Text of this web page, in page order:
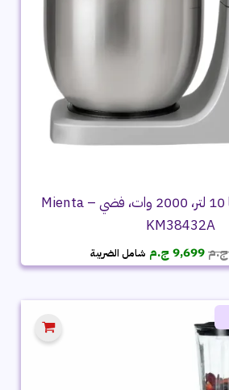
عجان ستاند ميانتا 10 لتر، 2000 وات، فضي – Mienta
KM38432A
ج.مالسعر
الأصلي
10,299 ج.م.
9,699 ج.م السعر
الحالي
9,699 ج.م.
شامل الضريبة